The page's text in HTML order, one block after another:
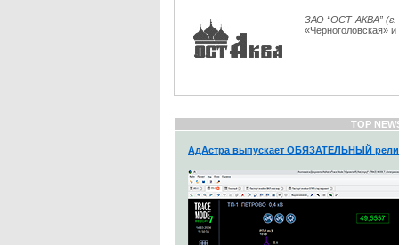
ЗАО “ОСТ-АКВА” (г.
«Черноголовская»
TOP
АдАстра выпускает ОБЯЗАТЕЛЬНЫЙ релиз